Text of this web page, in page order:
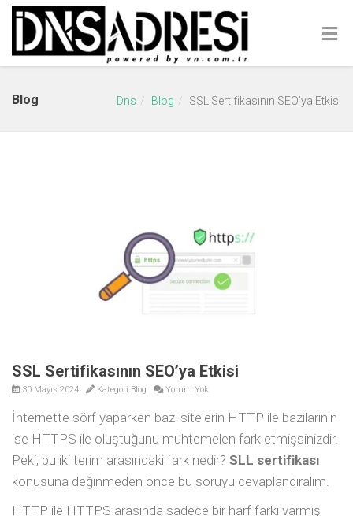
Blog Dns Blog SSL Sertifikasının SEO’ya Etkisi
SSL Sertifikasının SEO’ya Etkisi
30 Mayıs 2024 Kategori Blog Yorum Yok
İnternette sörf yaparken bazı sitelerin HTTP ile bazılarının
ise HTTPS ile oluştuğunu muhtemelen fark etmişsinizdir.
Peki, bu iki terim arasındaki fark nedir? SLL sertifikası
konusuna değinmeden önce bu soruyu cevaplandıralım.
HTTP ile HTTPS arasında sadece bir harf farkı varmış